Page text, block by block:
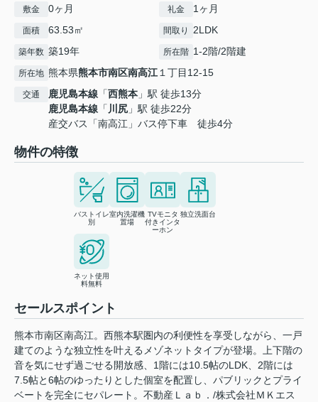
敷金 0ヶ月 礼金 1ヶ月
面積 63.53㎡ 間取り 2LDK
築年数 築19年 所在階 1-2階/2階建
所在地 熊本県熊本市南区南高江１丁目12-15
交通 鹿児島本線 「西熊本 」駅 徒歩13分
鹿児島本線 「 川尻 」駅 徒歩22分
産交バス「南高江」バス停下車 徒歩4分
物件の特徴
バストイレ
別
室内洗濯機
置場
TVモニタ
付きインタ
ーホン
独立洗面台
ネット使用
料無料
セールスポイント
熊本市南区南高江。西熊本駅圏内の利便性を享受しながら、一戸
建てのような独立性を叶えるメゾネットタイプが登場。上下階の
音を気にせず過ごせる開放感、1階には10.5帖のLDK、2階には
7.5帖と6帖のゆったりとした個室を配置し、パブリックとプライ
ベートを完全にセパレート。不動産Ｌａｂ．/株式会社ＭＫエス